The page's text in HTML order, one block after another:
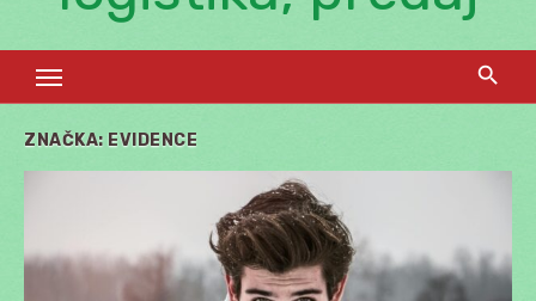
ZNAČKA: EVIDENCE